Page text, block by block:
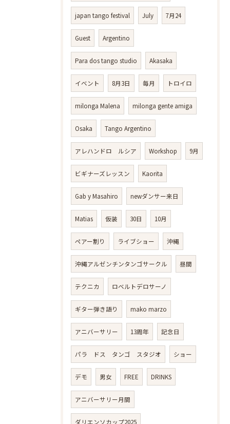
japan tango festival July 7月24
Guest Argentino
Para dos tango studio Akasaka
イベント 8月3日 毎月 トロイロ
milonga Malena milonga gente amiga
Osaka Tango Argentino
アレハンドロ ルシア Workshop 9月
ビギナーズレッスン Kaorita
Gab y Masahiro newダンサー来日
Matias 仮装 30日 10月
ペアー割り ライブショー 沖縄
沖縄アルゼンチンタンゴサークル 昼間
テクニカ ロベルトデロサーノ
ギター弾き語り mako marzo
アニバーサリー 13周年 記念日
パラ ドス タンゴ スタジオ ショー
デモ 男女 FREE DRINKS
アニバーサリー月間
ダリエンソカップ2025